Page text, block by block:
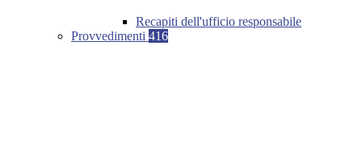
Recapiti dell'ufficio responsabile
Provvedimenti 416